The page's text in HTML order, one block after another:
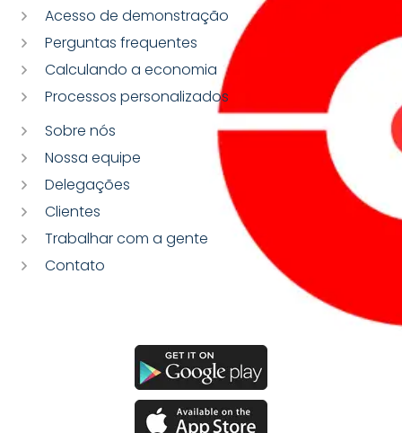
Acesso de demonstração
Perguntas frequentes
Calculando a economia
Processos personalizados
Sobre nós
Nossa equipe
Delegações
Clientes
Trabalhar com a gente
Contato